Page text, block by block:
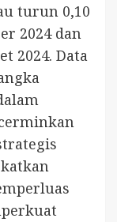
turun 0,10
2024 dan
2024. Data